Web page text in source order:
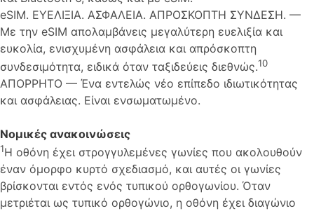
eSIM. ΕΥΕΛΙΞΙΑ. ΑΣΦΑΛΕΙΑ. ΑΠΡΟΣΚΟΠΤΗ ΣΥΝΔΕΣΗ. —
Με την eSIM απολαμβάνεις μεγαλύτερη ευελιξία και
ευκολία, ενισχυμένη ασφάλεια και απρόσκοπτη
συνδεσιμότητα, ειδικά όταν ταξιδεύεις διεθνώς.10
ΑΠΟΡΡΗΤΟ — Ένα εντελώς νέο επίπεδο ιδιωτικότητας
και ασφάλειας. Είναι ενσωματωμένο.
Νομικές ανακοινώσεις
1Η οθόνη έχει στρογγυλεμένες γωνίες που ακολουθούν
έναν όμορφο κυρτό σχεδιασμό, και αυτές οι γωνίες
βρίσκονται εντός ενός τυπικού ορθογωνίου. Όταν
μετριέται ως τυπικό ορθογώνιο, η οθόνη έχει διαγώνιο